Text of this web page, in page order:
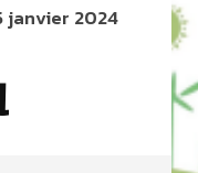
janvier 2024